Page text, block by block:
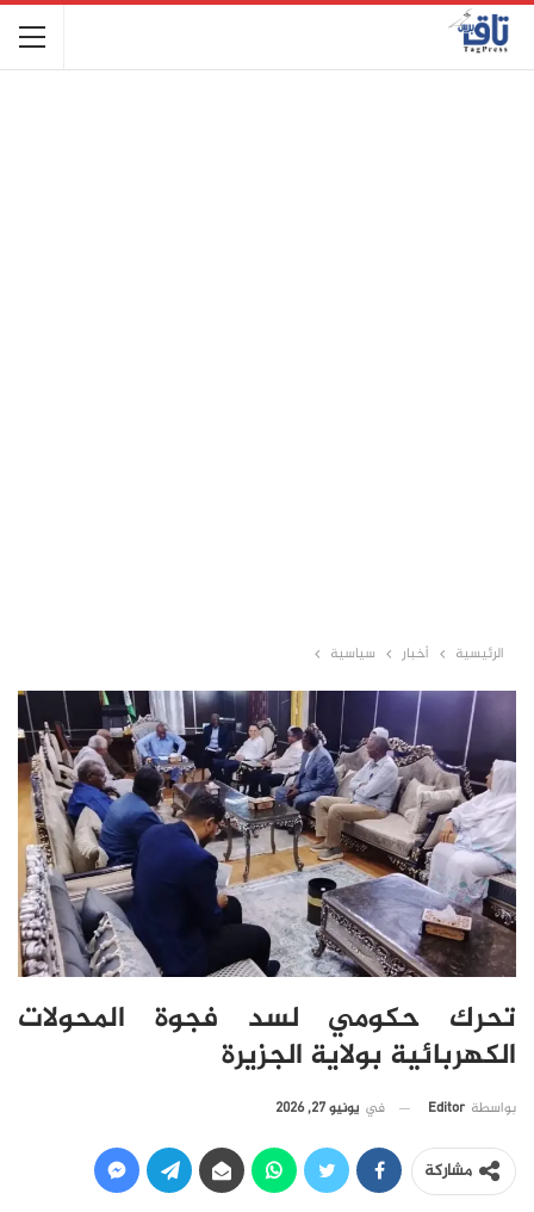
الرئيسية أخبار سياسية
تحرك حكومي لسد فجوة المحولات
الكهربائية بولاية الجزيرة
بواسطة Editor في يونيو 27, 2026
مشاركة